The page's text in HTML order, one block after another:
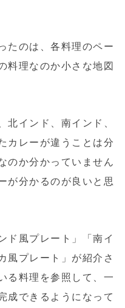
たのは、各料理のペー
料理なのか小さな地図
インド、南インド、
カレーが違うことは分
のか分かっていません
が分かるのが良いと思
ド風プレート」「南イ
風プレート」が紹介さ
る料理を参照して、一
成できるようになって